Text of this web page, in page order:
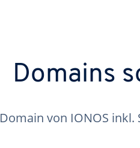
Domains
Domain von IONOS inkl.